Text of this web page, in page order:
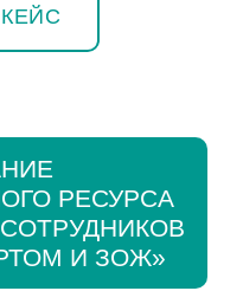
РЕСУРСА
И ЗОЖ»